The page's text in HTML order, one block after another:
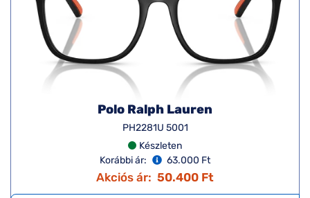
Polo Ralph Lauren
PH2281U 5001
Készleten
Korábbi ár:
63.000 Ft
Akciós ár: 50.400 Ft